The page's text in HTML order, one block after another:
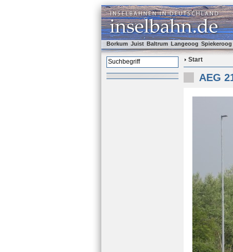
Borkum Juist Baltrum Langeoog Spiekeroog
Start
AEG